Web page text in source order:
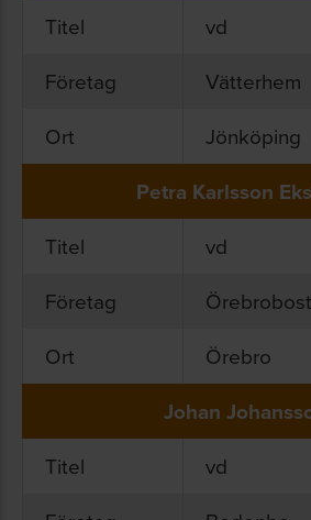
Titel
vd
Företag
Vätterhem
Ort
Jönköping
Petra Karlsson
Titel
vd
Företag
Ort
Örebro
Johan
Titel
vd